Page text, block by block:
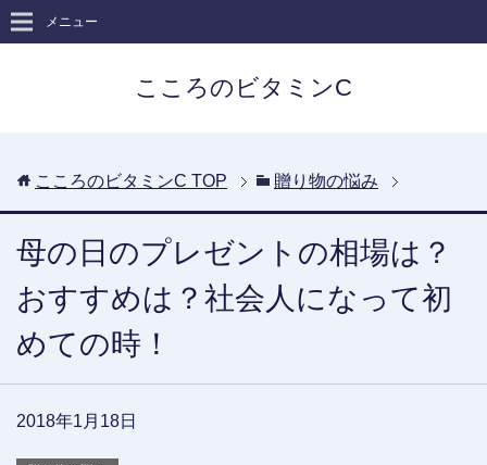
こころのビタミンC
メニュー
こころのビタミンC TOP 贈り物の悩み
母の日のプレゼントの相場は？
おすすめは？社会人になって初
めての時！
2018年1月18日